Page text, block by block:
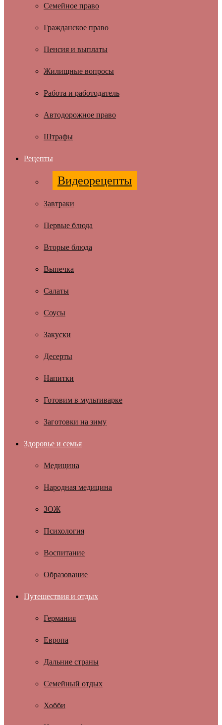
Семейное право
Гражданское право
Пенсия и выплаты
Жилищные вопросы
Работа и работодатель
Автодорожное право
Штрафы
Рецепты
Видеорецепты
Завтраки
Первые блюда
Вторые блюда
Выпечка
Салаты
Соусы
Закуски
Десерты
Напитки
Готовим в мультиварке
Заготовки на зиму
Здоровье и семья
Медицина
Народная медицина
ЗОЖ
Психология
Воспитание
Образование
Путешествия и отдых
Германия
Европа
Дальние страны
Семейный отдых
Хобби